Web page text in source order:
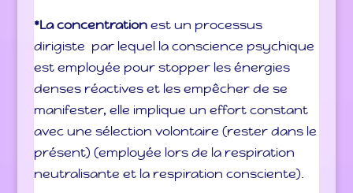
*La concentrationest un processus
dirigiste par lequel la conscience psychique
est employée pour stopper les énergies
denses réactives et les empêcher de se
manifester, elle implique un effort constant
avec une sélection volontaire (rester dans le
présent) (employée lors de la respiration
neutralisante et la respiration consciente).